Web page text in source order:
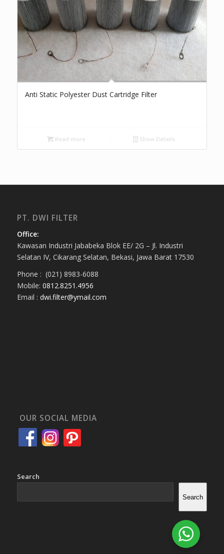
Anti Static Polyester Dust Cartridge Filter
Read more Show Details
PT. DWI FILTER
Office:
Kawasan Industri Jababeka Blok EE/ 2G – Jl. Industri
Selatan IV, Cikarang Selatan, Bekasi, Jawa Barat 17530
Phone : (021) 8983-6088
Mobile: 0812.8251.4956
Email : dwi.filter@ymail.com
OUR SOCIAL MEDIA
Search
Search